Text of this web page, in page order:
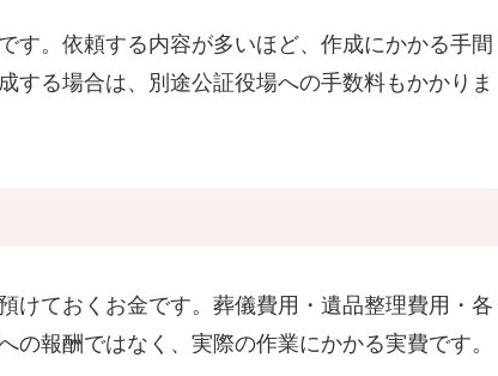
す。依頼する内容が多いほど、作成にかかる手間
する場合は、別途公証役場への手数料もかかりま
けておくお金です。葬儀費用・遺品整理費用・各
報酬ではなく、実際の作業にかかる実費です。